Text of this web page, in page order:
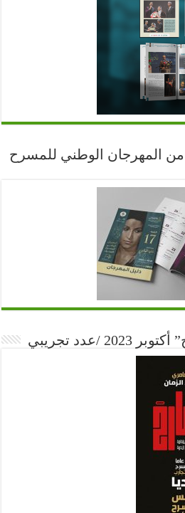
لتحميل دليل الدورة 17 من المهرجان الوطني للمسرح
/عدد تجريبي